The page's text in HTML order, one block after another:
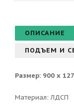
ОПИСАНИЕ
ПОДЪЕМ И
Размер: 900 х
Материал: ЛДСП